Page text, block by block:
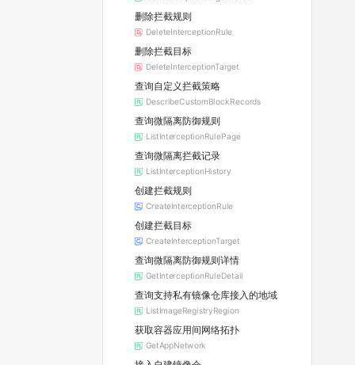
删除拦截规则
DeleteInterceptionRule
删除拦截目标
DeleteInterceptionTarget
查询自定义拦截策略
DescribeCustomBlockRecords
查询微隔离防御规则
ListInterceptionRulePage
查询微隔离拦截记录
ListInterceptionHistory
创建拦截规则
CreateInterceptionRule
创建拦截目标
CreateInterceptionTarget
查询微隔离防御规则详情
GetInterceptionRuleDetail
查询支持私有镜像仓库接入的地域
ListImageRegistryRegion
获取容器应用间网络拓扑
GetAppNetwork